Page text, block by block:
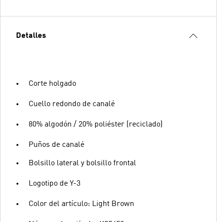
Detalles
Corte holgado
Cuello redondo de canalé
80% algodón / 20% poliéster (reciclado)
Puños de canalé
Bolsillo lateral y bolsillo frontal
Logotipo de Y-3
Color del artículo: Light Brown